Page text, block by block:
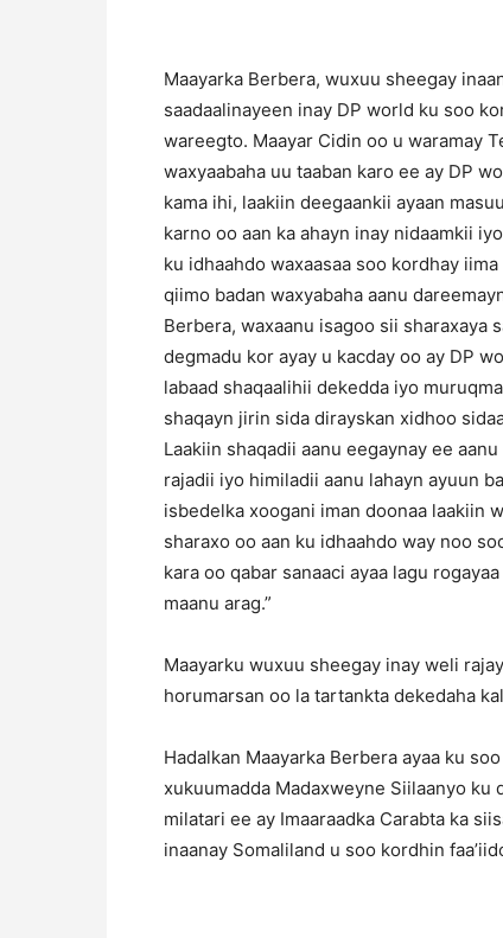
Maayarka Berbera, wuxuu sheegay
saadaalinayeen inay DP world ku soo
wareegto. Maayar Cidin oo u waramay
waxyaabaha uu taaban karo ee ay DP
kama ihi, laakiin deegaankii ayaan
karno oo aan ka ahayn inay nidaamkii
ku idhaahdo waxaasaa soo kordhay
qiimo badan waxyabaha aanu
Berbera, waxaanu isagoo sii sharaxaya
degmadu kor ayay u kacday oo ay DP
labaad shaqaalihii dekedda iyo
shaqayn jirin sida dirayskan xidhoo
Laakiin shaqadii aanu eegaynay ee
rajadii iyo himiladii aanu lahayn ayuun
isbedelka xoogani iman doonaa laakiin
sharaxo oo aan ku idhaahdo way noo
kara oo qabar sanaaci ayaa lagu
maanu arag.”
Maayarku wuxuu sheegay inay weli
horumarsan oo la tartankta dekedaha
Hadalkan Maayarka Berbera ayaa ku
xukuumadda Madaxweyne Siilaanyo
milatari ee ay Imaaraadka Carabta ka
inaanay Somaliland u soo kordhin